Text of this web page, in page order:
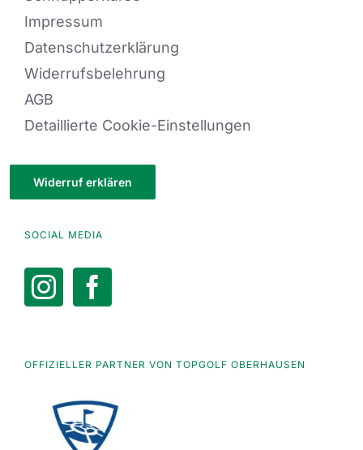
Impressum
Datenschutzerklärung
Widerrufsbelehrung
AGB
Detaillierte Cookie-Einstellungen
Widerruf erklären
SOCIAL MEDIA
OFFIZIELLER PARTNER VON TOPGOLF OBERHAUSEN